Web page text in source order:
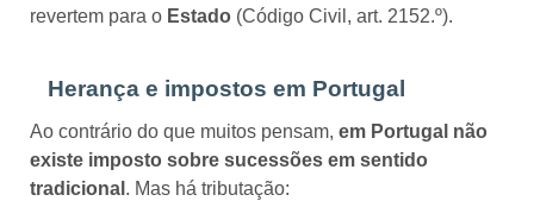
revertem para o Estado (Código Civil, art. 2152.º).
Herança e impostos em Portugal
Ao contrário do que muitos pensam, em Portugal não
existe imposto sobre sucessões em sentido
tradicional . Mas há tributação: